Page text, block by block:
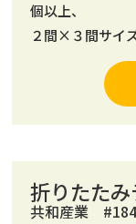
個以上、
２間×３間サイ
折りたた
共和産業